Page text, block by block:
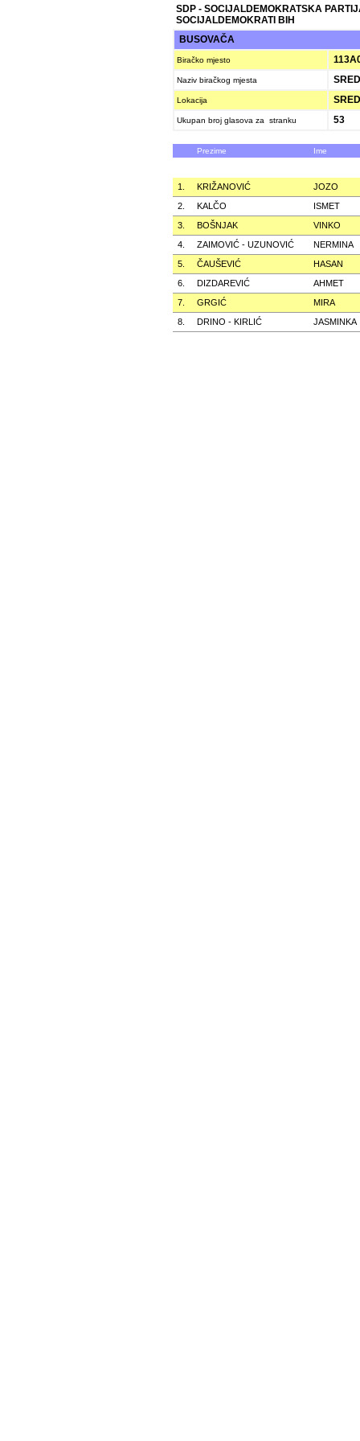
SDP - SOCIJALDEMOKRATSKA
SOCIJALDEMOKRATI BIH
BUSOVAČA
Biračko mjesto
Naziv biračkog mjesta
Lokacija
Ukupan broj glasova za stranku 53
Prezime Ime
1. KRIŽANOVIĆ
JOZO
2.
KALČO
ISMET
3.
BOŠNJAK
VINKO
4.
ZAIMOVIĆ - UZUNOVIĆ
NERMINA
5.
ČAUŠEVIĆ
HASAN
6.
DIZDAREVIĆ
AHMET
7.
GRGIĆ
MIRA
8.
DRINO - KIRLIĆ JASMINKA